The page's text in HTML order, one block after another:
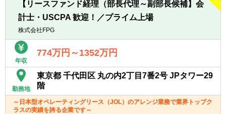
業界情報
求人情報
【リースファンド経理（部長代理～副部長候補】会
計士・USCPA 歓迎！／プライム上場
株式会社FPG
年収
774万円～1352万円
勤務地
東京都 千代田区 丸の内2丁目7番2号 JPタワー29
階
～日本型オペレーティングリース（JOL）のアレンジ業務で業界トップク
ラスの実績を誇る企業です～